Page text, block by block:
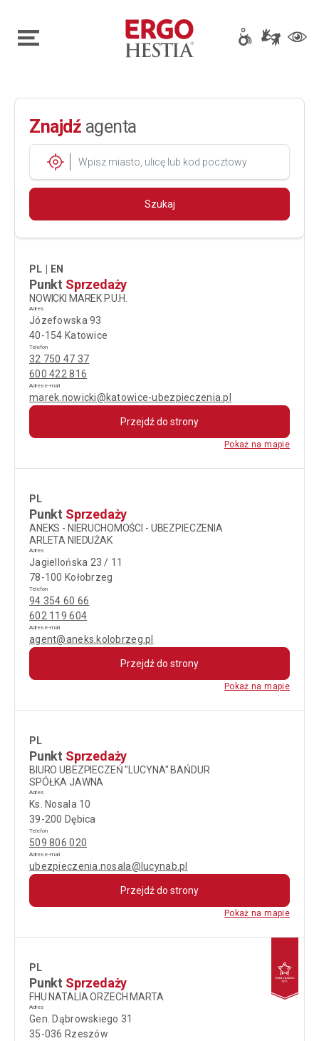
Znajdź agenta
Wpisz miasto, ulicę lub kod pocztowy
Szukajagenta
PL EN
Punkt Sprzedaży
NOWICKI MAREK P.U.H.
Adres
Józefowska 93
40-154 Katowice
Telefon
32 750 47 37
600 422 816
Adres e-mail
marek.nowicki@katowice-ubezpieczenia.pl
Przejdź do strony
Pokaż na mapie
PL
Punkt Sprzedaży
ANEKS - NIERUCHOMOŚCI - UBEZPIECZENIA
ARLETA NIEDUŻAK
Adres
Jagiellońska 23 / 11
78-100 Kołobrzeg
Telefon
94 354 60 66
602 119 604
Adres e-mail
agent@aneks.kolobrzeg.pl
Przejdź do strony
Pokaż na mapie
PL
Punkt Sprzedaży
BIURO UBEZPIECZEŃ "LUCYNA" BAŃDUR
SPÓŁKA JAWNA
Adres
Ks. Nosala 10
39-200 Dębica
Telefon
509 806 020
Adres e-mail
ubezpieczenia.nosala@lucynab.pl
Przejdź do strony
Pokaż na mapie
PL
Punkt Sprzedaży
FHU NATALIA ORZECH MARTA
Adres
Gen. Dąbrowskiego 31
35-036 Rzeszów